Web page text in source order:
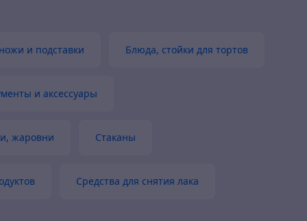
и подставки Блюда, стойки для тортов
и аксессуары
жаровни Стаканы
Средства для снятия лака